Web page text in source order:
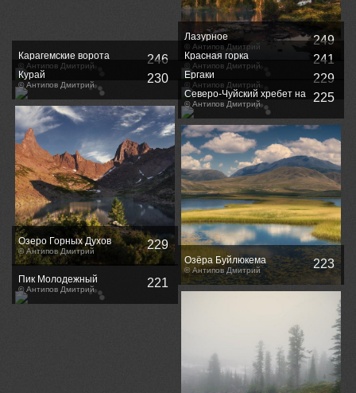
Лазурное
© Антипов Дмитрий 249
Карагемские ворота
© Антипов Дмитрий 246 Красная горка
© Антипов Дмитрий 241
Курай
© Антипов Дмитрий 230 Ергаки
© Антипов Дмитрий 229
Озеро Горных Духов
© Антипов Дмитрий 229
Северо-Чуйский хребет на
рассвете / Sundawn at
North-Chuya range
© Антипов Дмитрий 225
Озёра Буйлюкема
© Антипов Дмитрий 223
Пик Молодежный
© Антипов Дмитрий 221